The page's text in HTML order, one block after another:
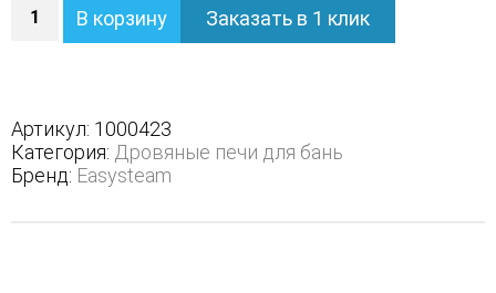
Печь
Анапа
кожухе
с
боковым
подключением
В корзину Заказать в 1 клик
Артикул: 1000423
Категория: Дровяные печи для бань
Бренд: Easysteam